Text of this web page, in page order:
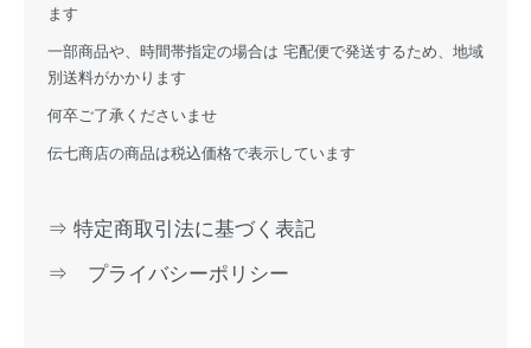
ます
一部商品や、時間帯指定の場合は 宅配便で発送するため、地域
別送料がかかります
何卒ご了承くださいませ
伝七商店の商品は税込価格で表示しています
⇒ 特定商取引法に基づく表記
⇒ プライバシーポリシー